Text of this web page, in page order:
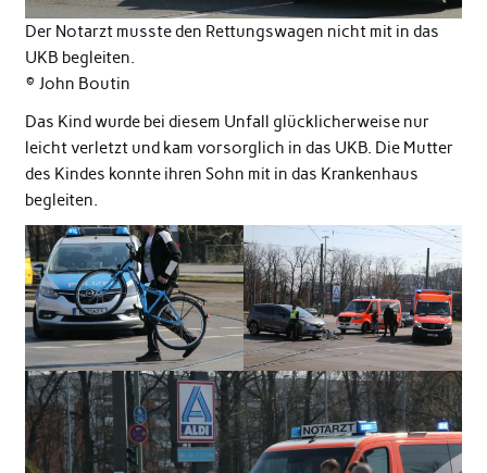
Der Notarzt musste den Rettungswagen nicht mit in das
UKB begleiten.
©️ John Boutin
Das Kind wurde bei diesem Unfall glücklicherweise nur
leicht verletzt und kam vorsorglich in das UKB. Die Mutter
des Kindes konnte ihren Sohn mit in das Krankenhaus
begleiten.